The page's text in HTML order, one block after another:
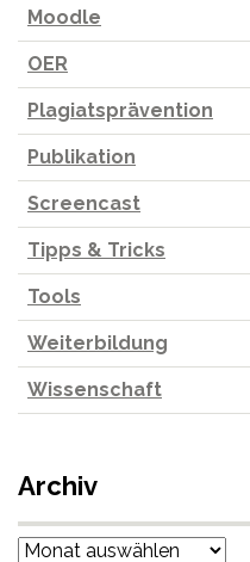
Moodle
OER
Plagiatsprävention
Publikation
Screencast
Tipps & Tricks
Tools
Weiterbildung
Wissenschaft
Archiv
Archiv